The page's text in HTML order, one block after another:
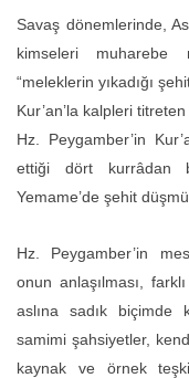
Savaş dönemlerinde,
kimseleri muharebe
“meleklerin yıkadığı
Kur’an’la kalpleri
Hz. Peygamber’in
ettiği dört kurrâdan
Yemame’de şehit
Hz. Peygamber’in
onun anlaşılması,
aslına sadık biçimde
samimi şahsiyetler,
kaynak ve örnek